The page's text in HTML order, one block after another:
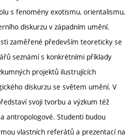
s fenomény exotismu, orientalismu,
diskurzu v západním umění.
zaměřené především teoreticky se
seznámí s konkrétními příklady
projektů ilustrujících
diskurzu se světem umění. V
svoji tvorbu a výzkum též
antropologové. Studenti budou
vlastních referátů a prezentací na